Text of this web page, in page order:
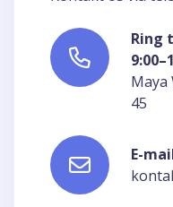
Ring
Maya
45
E-